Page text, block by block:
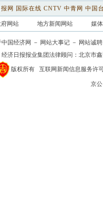
网 国际在线 CNTV 中青网 中国
网站 地方新闻网站 媒
中国经济网 － 网站大事记 － 网站诚聘
经济日报报业集团法律顾问： 北京市
版权所有 互联网新闻信息服务许
京